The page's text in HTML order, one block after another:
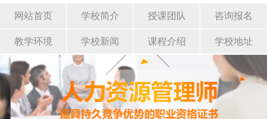
网站首页 学校简介 授课团队 咨询报名
教学环境 学校新闻 课程介绍 学校地址